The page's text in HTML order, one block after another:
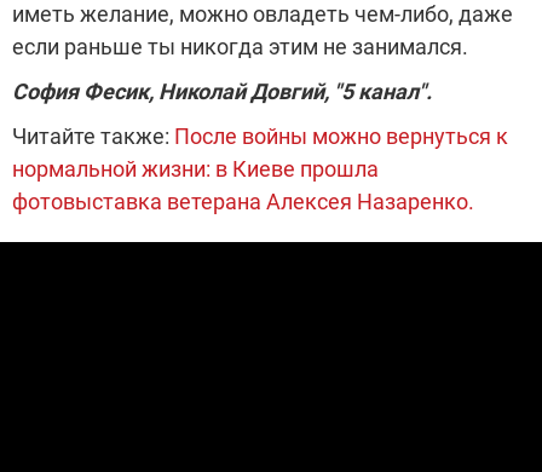
иметь желание, можно овладеть чем-либо, даже
если раньше ты никогда этим не занимался.
София Фесик, Николай Довгий, "5 канал".
Читайте также: После войны можно вернуться к
нормальной жизни: в Киеве прошла
фотовыставка ветерана Алексея Назаренко.